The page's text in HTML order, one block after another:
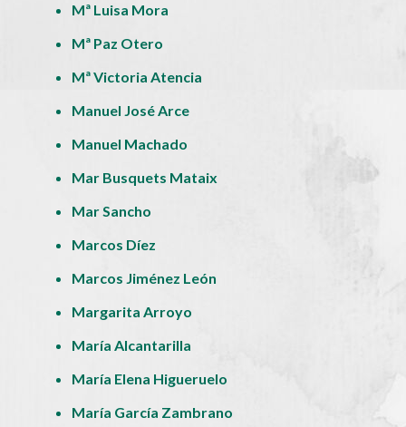
Mª Luisa Mora
Mª Paz Otero
Mª Victoria Atencia
Manuel José Arce
Manuel Machado
Mar Busquets Mataix
Mar Sancho
Marcos Díez
Marcos Jiménez León
Margarita Arroyo
María Alcantarilla
María Elena Higueruelo
María García Zambrano